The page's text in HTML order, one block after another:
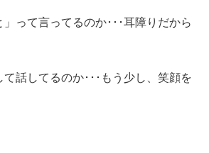
って言ってるのか･･･耳障りだから
て話してるのか･･･もう少し、笑顔を